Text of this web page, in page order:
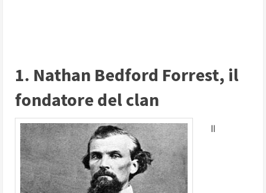
1. Nathan Bedford Forrest, il
fondatore del clan
Il